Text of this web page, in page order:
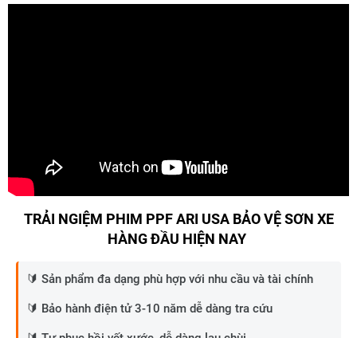
TRẢI NGIỆM PHIM PPF ARI USA BẢO VỆ SƠN XE
HÀNG ĐẦU HIỆN NAY
🔰 Sản phẩm đa dạng phù hợp với nhu cầu và tài chính
🔰 Bảo hành điện tử 3-10 năm dễ dàng tra cứu